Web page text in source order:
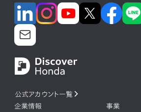
公式アカウント一覧
企業情報
事業